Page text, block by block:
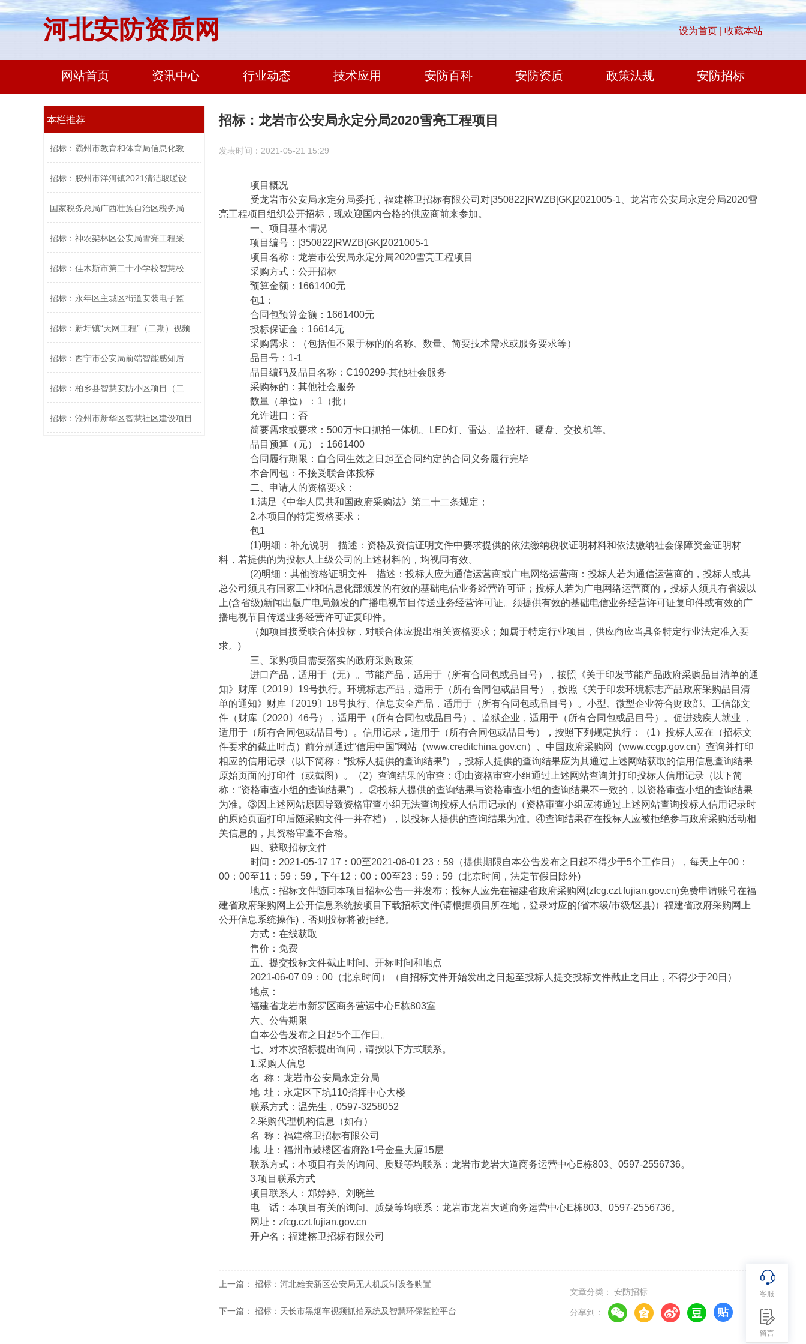
河北安防资质网 设为首页 | 收藏本站
网站首页 资讯中心 行业动态 技术应用 安防百科 安防资质 政策法规 安防招标
本栏推荐
招标：新圩镇“天网工程”（二期）视频...
招标：沧州市新华区智慧社区建设项目
招标：龙岩市公安局永定分局2020雪亮工程项目
发表时间：2021-05-21 15:29
项目概况
受龙岩市公安局永定分局委托，福建榕卫招标有限公司对[350822]RWZB[GK]2021005-1、龙岩市公安局永定分局2020雪
亮工程项目组织公开招标，现欢迎国内合格的供应商前来参加。
一、项目基本情况
项目编号：[350822]RWZB[GK]2021005-1
项目名称：龙岩市公安局永定分局2020雪亮工程项目
采购方式：公开招标
预算金额：1661400元
包1：
合同包预算金额：1661400元
投标保证金：16614元
采购需求：（包括但不限于标的的名称、数量、简要技术需求或服务要求等）
品目号：1-1
品目编码及品目名称：C190299-其他社会服务
采购标的：其他社会服务
数量（单位）：1（批）
允许进口：否
简要需求或要求：500万卡口抓拍一体机、LED灯、雷达、监控杆、硬盘、交换机等。
品目预算（元）：1661400
合同履行期限：自合同生效之日起至合同约定的合同义务履行完毕
本合同包：不接受联合体投标
二、申请人的资格要求：
1.满足《中华人民共和国政府采购法》第二十二条规定；
2.本项目的特定资格要求：
包1
(1)明细：补充说明 描述：资格及资信证明文件中要求提供的依法缴纳税收证明材料和依法缴纳社会保障资金证明材
料，若提供的为投标人上级公司的上述材料的，均视同有效。
(2)明细：其他资格证明文件 描述：投标人应为通信运营商或广电网络运营商：投标人若为通信运营商的，投标人或其
总公司须具有国家工业和信息化部颁发的有效的基础电信业务经营许可证；投标人若为广电网络运营商的，投标人须具有省级以
上(含省级)新闻出版广电局颁发的广播电视节目传送业务经营许可证。须提供有效的基础电信业务经营许可证复印件或有效的广
播电视节目传送业务经营许可证复印件。
（如项目接受联合体投标，对联合体应提出相关资格要求；如属于特定行业项目，供应商应当具备特定行业法定准入要
求。)
三、采购项目需要落实的政府采购政策
进口产品，适用于（无）。节能产品，适用于（所有合同包或品目号），按照《关于印发节能产品政府采购品目清单的通
知》财库〔2019〕19号执行。环境标志产品，适用于（所有合同包或品目号），按照《关于印发环境标志产品政府采购品目清
单的通知》财库〔2019〕18号执行。信息安全产品，适用于（所有合同包或品目号）。小型、微型企业符合财政部、工信部文
件（财库〔2020〕46号），适用于（所有合同包或品目号）。监狱企业，适用于（所有合同包或品目号）。促进残疾人就业 ，
适用于（所有合同包或品目号）。信用记录，适用于（所有合同包或品目号），按照下列规定执行：（1）投标人应在（招标文
件要求的截止时点）前分别通过“信用中国”网站（www.creditchina.gov.cn）、中国政府采购网（www.ccgp.gov.cn）查询并打印
相应的信用记录（以下简称：“投标人提供的查询结果”），投标人提供的查询结果应为其通过上述网站获取的信用信息查询结果
原始页面的打印件（或截图）。（2）查询结果的审查：①由资格审查小组通过上述网站查询并打印投标人信用记录（以下简
称：“资格审查小组的查询结果”）。②投标人提供的查询结果与资格审查小组的查询结果不一致的，以资格审查小组的查询结果
为准。③因上述网站原因导致资格审查小组无法查询投标人信用记录的（资格审查小组应将通过上述网站查询投标人信用记录时
的原始页面打印后随采购文件一并存档），以投标人提供的查询结果为准。④查询结果存在投标人应被拒绝参与政府采购活动相
关信息的，其资格审查不合格。
四、获取招标文件
时间：2021-05-17 17：00至2021-06-01 23：59（提供期限自本公告发布之日起不得少于5个工作日），每天上午00：
00：00至11：59：59，下午12：00：00至23：59：59（北京时间，法定节假日除外)
地点：招标文件随同本项目招标公告一并发布；投标人应先在福建省政府采购网(zfcg.czt.fujian.gov.cn)免费申请账号在福
建省政府采购网上公开信息系统按项目下载招标文件(请根据项目所在地，登录对应的(省本级/市级/区县)）福建省政府采购网上
公开信息系统操作)，否则投标将被拒绝。
方式：在线获取
售价：免费
五、提交投标文件截止时间、开标时间和地点
2021-06-07 09：00（北京时间）（自招标文件开始发出之日起至投标人提交投标文件截止之日止，不得少于20日）
地点：
福建省龙岩市新罗区商务营运中心E栋803室
六、公告期限
自本公告发布之日起5个工作日。
七、对本次招标提出询问，请按以下方式联系。
1.采购人信息
名 称：龙岩市公安局永定分局
地 址：永定区下坑110指挥中心大楼
联系方式：温先生，0597-3258052
2.采购代理机构信息（如有）
名 称：福建榕卫招标有限公司
地 址：福州市鼓楼区省府路1号金皇大厦15层
联系方式：本项目有关的询问、质疑等均联系：龙岩市龙岩大道商务运营中心E栋803、0597-2556736。
3.项目联系方式
项目联系人：郑婷婷、刘晓兰
电 话：本项目有关的询问、质疑等均联系：龙岩市龙岩大道商务运营中心E栋803、0597-2556736。
网址：zfcg.czt.fujian.gov.cn
开户名：福建榕卫招标有限公司
上一篇： 招标：河北雄安新区公安局无人机反制设备购置
下一篇： 招标：天长市黑烟车视频抓拍系统及智慧环保监控平台
文章分类： 安防招标
分享到：
客服
留言